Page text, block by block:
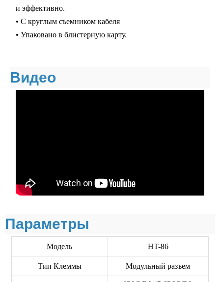
и эффективно.
• С круглым съемником кабеля
• Упаковано в блистерную карту.
Видео
Параметры
Модель HT-86
Тип Клеммы Модульный разъем